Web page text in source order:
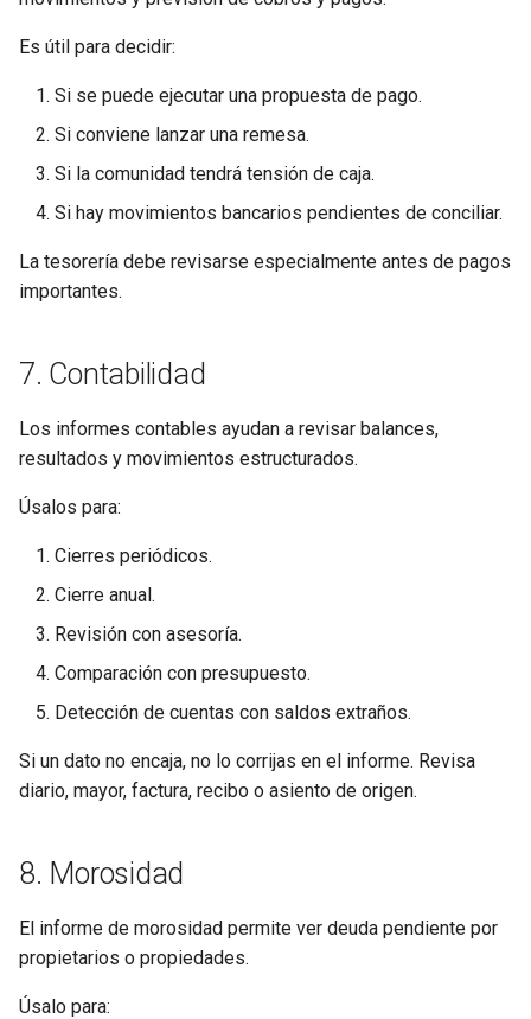
Es útil para decidir:
Si se puede ejecutar una propuesta de pago.
Si conviene lanzar una remesa.
Si la comunidad tendrá tensión de caja.
Si hay movimientos bancarios pendientes de conciliar.
La tesorería debe revisarse especialmente antes de pagos
importantes.
7. Contabilidad
Los informes contables ayudan a revisar balances,
resultados y movimientos estructurados.
Úsalos para:
Cierres periódicos.
Cierre anual.
Revisión con asesoría.
Comparación con presupuesto.
Detección de cuentas con saldos extraños.
Si un dato no encaja, no lo corrijas en el informe. Revisa
diario, mayor, factura, recibo o asiento de origen.
8. Morosidad
El informe de morosidad permite ver deuda pendiente por
propietarios o propiedades.
Úsalo para: